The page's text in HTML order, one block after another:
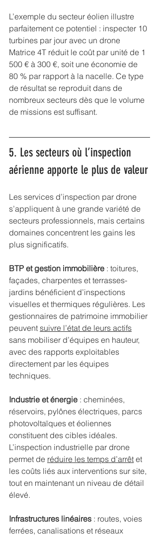
L’exemple du secteur éolien illustre
parfaitement ce potentiel : inspecter 10
turbines par jour avec un drone
Matrice 4T réduit le coût par unité de 1
500 € à 300 €, soit une économie de
80 % par rapport à la nacelle. Ce type
de résultat se reproduit dans de
nombreux secteurs dès que le volume
de missions est suffisant.
5. Les secteurs où l’inspection
aérienne apporte le plus de valeur
Les services d’inspection par drone
s’appliquent à une grande variété de
secteurs professionnels, mais certains
domaines concentrent les gains les
plus significatifs.
BTP et gestion immobilière : toitures,
façades, charpentes et terrasses-
jardins bénéficient d’inspections
visuelles et thermiques régulières. Les
gestionnaires de patrimoine immobilier
peuvent suivre l’état de leurs actifs
sans mobiliser d’équipes en hauteur,
avec des rapports exploitables
directement par les équipes
techniques.
Industrie et énergie : cheminées,
réservoirs, pylônes électriques, parcs
photovoltaïques et éoliennes
constituent des cibles idéales.
L’inspection industrielle par drone
permet de réduire les temps d’arrêt et
les coûts liés aux interventions sur site,
tout en maintenant un niveau de détail
élevé.
Infrastructures linéaires : routes, voies
ferrées, canalisations et réseaux